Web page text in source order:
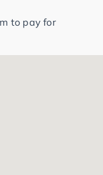
to pay for